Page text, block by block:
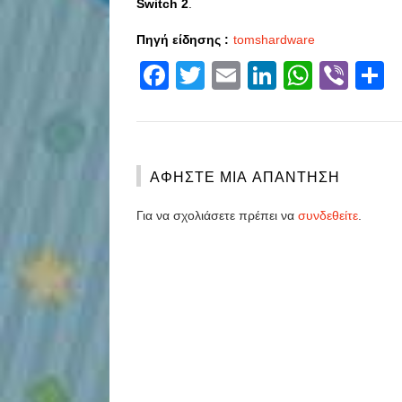
Switch 2
Πηγή είδησης : tomshardware
Facebook
Twitter
EmailLinkedInViber
ΑΦΉΣΤΕ ΜΙΑ ΑΠΆΝΤΗΣΗ
Για να σχολιάσετε πρέπει να συνδεθείτε